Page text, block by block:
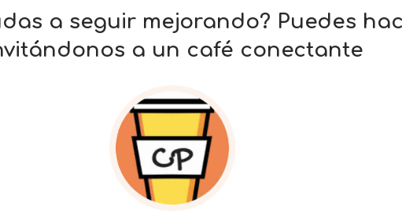
a seguir mejorando? Puedes
a un café conectante